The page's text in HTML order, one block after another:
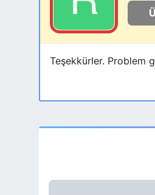
Teşekkürler. Problem